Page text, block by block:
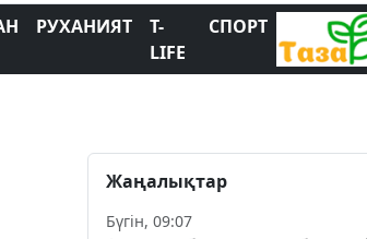
РУХАНИЯТ
T-
LIFE
СПОРТ
Жаңалықтар
Бүгін, 09:07